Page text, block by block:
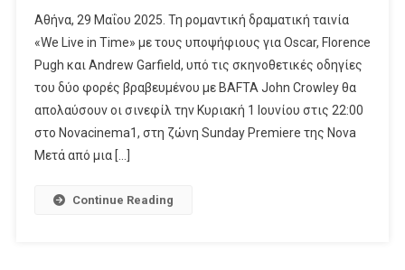
Στιγμές
Με
Το
«We
Live
In
Premiere
Αθήνα, 29 Μαΐου 2025. Τη ρομαντική δραματική ταινία
«We Live in Time» με τους υποψήφιους για Oscar, Florence
Pugh και Andrew Garfield, υπό τις σκηνοθετικές οδηγίες
του δύο φορές βραβευμένου με BAFTA John Crowley θα
απολαύσουν οι σινεφίλ την Κυριακή 1 Ιουνίου στις 22:00
στο Novacinema1, στη ζώνη Sunday Premiere της Nova
Μετά από μια […]
Continue Reading